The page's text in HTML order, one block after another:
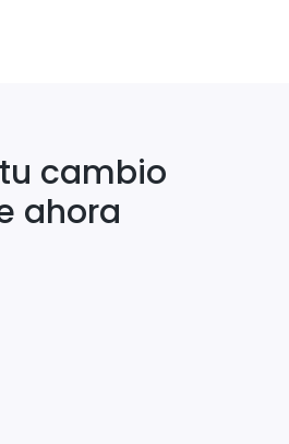
cambio
ahora